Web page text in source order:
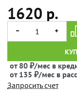
1620 р.
от 80 ₽/мес в
от 135 ₽/мес в
Запросить счет